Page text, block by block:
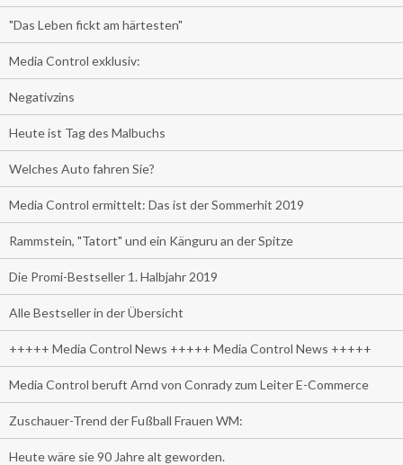
"Das Leben fickt am härtesten"
Media Control exklusiv:
Negativzins
Heute ist Tag des Malbuchs
Welches Auto fahren Sie?
Media Control ermittelt: Das ist der Sommerhit 2019
Rammstein, "Tatort" und ein Känguru an der Spitze
Die Promi-Bestseller 1. Halbjahr 2019
Alle Bestseller in der Übersicht
+++++ Media Control News +++++ Media Control News +++++
Media Control beruft Arnd von Conrady zum Leiter E-Commerce
Zuschauer-Trend der Fußball Frauen WM:
Heute wäre sie 90 Jahre alt geworden.